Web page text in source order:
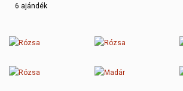
6 ajándék